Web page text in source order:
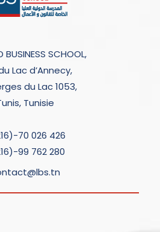
BUSINESS SCHOOL,
Lac d’Annecy,
du Lac 1053,
Tunisie
70 026 426
99 762 280